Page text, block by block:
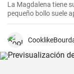
La Magdalena tiene su
pequeño bollo suele apreciarse
la merienda. ¡Con la